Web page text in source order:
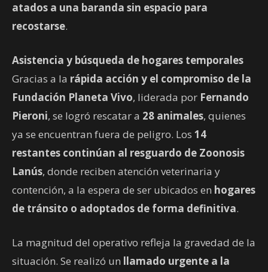
atados a una baranda sin espacio para
recostarse.
Asistencia y búsqueda de hogares temporales
Gracias a la rápida acción y el compromiso de la
Fundación Planeta Vivo, liderada por Fernando
Pieroni, se logró rescatar a 28 animales, quienes
ya se encuentran fuera de peligro. Los 14
restantes continúan al resguardo de Zoonosis
Lanús, donde reciben atención veterinaria y
contención, a la espera de ser ubicados en hogares
de tránsito o adoptados de forma definitiva.
La magnitud del operativo refleja la gravedad de la
situación. Se realizó un llamado urgente a la